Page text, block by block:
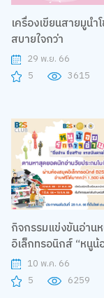
เครื่องเขียนสายมูนำ
สบายใจกว่า
29 พ.ย. 66
5
3615
กิจกรรมแข่งขันอ่าน
อิเล็กทรอนิกส์ “หนูน้อยรักการ
อ่าน ยิ่งอ่าน ยิ่งสร้างแ
บันดาลใจ”
10 พ.ค. 66
5
6259